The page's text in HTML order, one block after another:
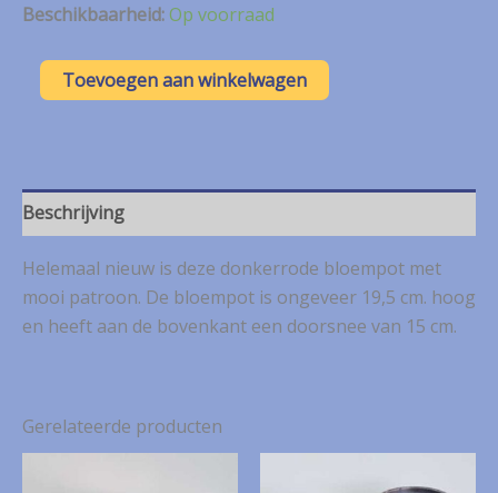
Beschikbaarheid:Op voorraad
Intratuin
donkerrode
Toevoegen aan winkelwagen
Beschrijving
Helemaal nieuw is deze donkerrode bloempot met
mooi patroon. De bloempot is ongeveer 19,5 cm. hoog
en heeft aan de bovenkant een doorsnee van 15 cm.
Gerelateerde producten